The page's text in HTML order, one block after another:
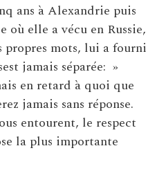
ans à Alexandrie puis
où elle a vécu en Russie,
propres mots, lui a fourni
jamais séparée: »
en retard à quoi que
jamais sans réponse.
entourent, le respect
la plus importante